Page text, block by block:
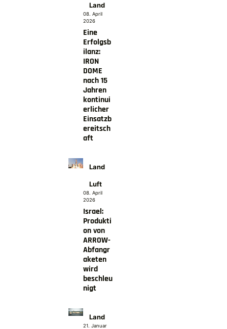
Land
08. April
2026
Eine
Erfolgsb
ilanz:
IRON
DOME
nach 15
Jahren
kontinui
erlicher
Einsatzb
ereitsch
aft
Land
Luft
08. April
2026
Israel:
Produkti
on von
ARROW-
Abfangr
aketen
wird
beschleu
nigt
Land
21. Januar